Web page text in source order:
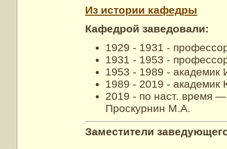
Из истории кафедры
Кафедрой заведовали:
1929 - 1931 -
1931 - 1953 -
1953 - 1989 -
1989 - 2019 -
2019 - по наст. время
Проскурнин М.А.
Заместители